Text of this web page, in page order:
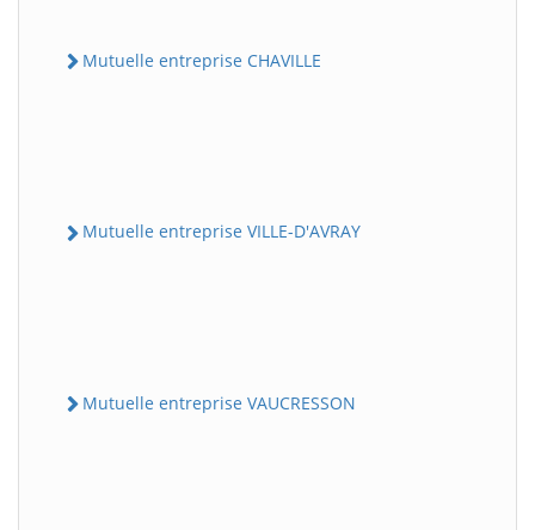
Mutuelle entreprise CHAVILLE
Mutuelle entreprise VILLE-D'AVRAY
Mutuelle entreprise VAUCRESSON